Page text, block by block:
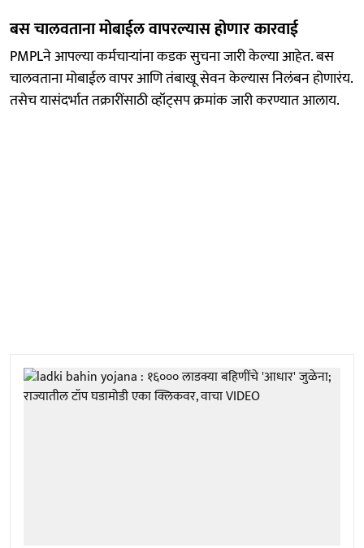
बस चालवताना मोबाईल वापरल्यास होणार कारवाई
PMPLने आपल्या कर्मचाऱ्यांना कडक सुचना जारी केल्या आहेत. बस
चालवताना मोबाईल वापर आणि तंबाखू सेवन केल्यास निलंबन होणारंय.
तसेच यासंदर्भात तक्रारींसाठी व्हॉट्सप क्रमांक जारी करण्यात आलाय.